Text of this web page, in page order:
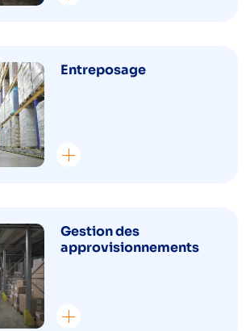
Entreposage
Gestion des
approvisionnements